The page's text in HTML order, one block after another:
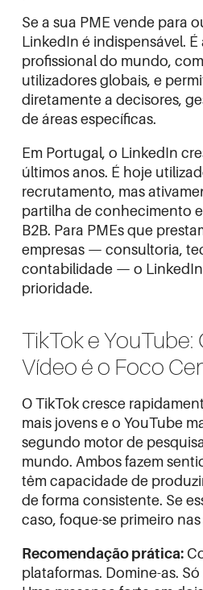
Se a sua PME vende para
LinkedIn é indispensável. É
profissional do mundo,
utilizadores globais, e
diretamente a decisores,
de áreas específicas.
Em Portugal, o LinkedIn
últimos anos. É hoje
recrutamento, mas
partilha de conhecimento
B2B. Para PMEs que
empresas — consultoria,
contabilidade — o LinkedIn
prioridade.
TikTok e YouTube:
Vídeo é o Foco
O TikTok cresce
mais jovens e o YouTube
segundo motor de
mundo. Ambos fazem
têm capacidade de
de forma consistente. Se
caso, foque-se primeiro
Recomendação prática:
plataformas. Domine-as.